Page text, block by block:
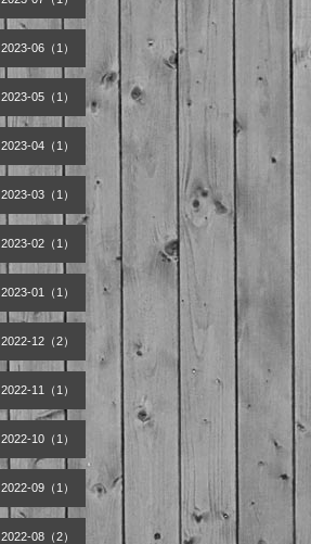
2023-06（1）
2023-05（1）
2023-04（1）
2023-03（1）
2023-02（1）
2023-01（1）
2022-12（2）
2022-11（1）
2022-10（1）
2022-09（1）
2022-08（2）